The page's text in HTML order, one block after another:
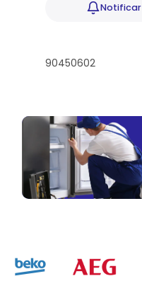
Notificar
90450602